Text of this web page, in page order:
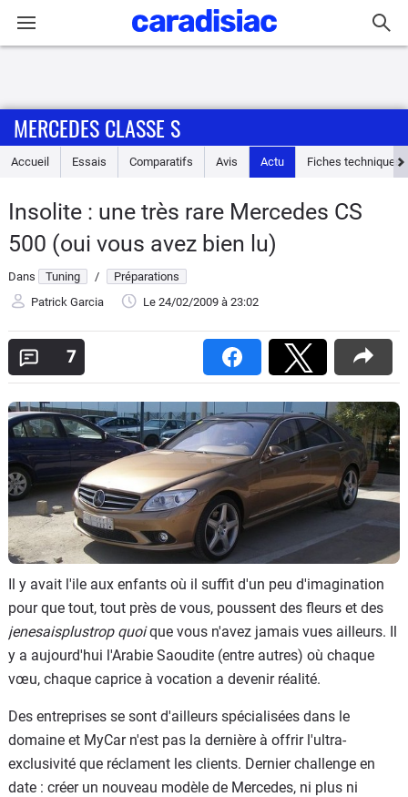
Accueil
Essais
Guide
d'achat
Electriques
Utilitaires
Flottes
Auto
Services
Forum
Moto
Marques
MERCEDES CLASSE S
Accueil Essais Comparatifs Avis Actu Fiches techniques
Insolite : une très rare Mercedes CS
500 (oui vous avez bien lu)
Dans Tuning /
Préparations
Patrick Garcia
Le 24/02/2009 à 23:02
7
Il y avait l'ile aux enfants où il suffit d'un peu d'imagination
pour que tout, tout près de vous, poussent des fleurs et des
jenesaisplustrop quoique vous n'avez jamais vues ailleurs. Il
y a aujourd'hui l'Arabie Saoudite (entre autres) où chaque
vœu, chaque caprice à vocation a devenir réalité.
Des entreprises se sont d'ailleurs spécialisées dans le
domaine et MyCar n'est pas la dernière à offrir l'ultra-
exclusivité que réclament les clients. Dernier challenge en
date : créer un nouveau modèle de Mercedes, ni plus ni